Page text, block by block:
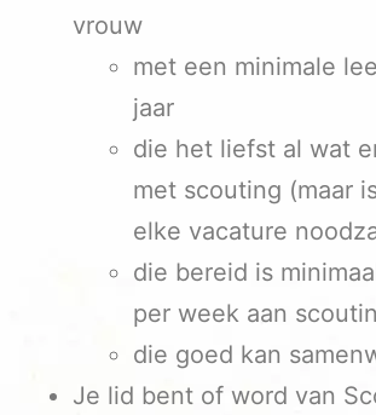
vrouw
met een minimale
jaar
die het liefst al wat
met scouting (maar
elke vacature
die bereid is
per week aan
die goed kan
Je lid bent of word van